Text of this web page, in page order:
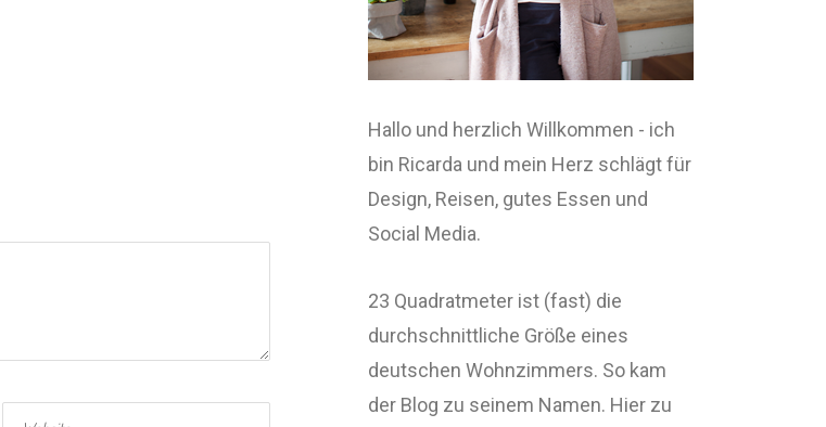
Hallo und herzlich Willkommen - ich
bin Ricarda und mein Herz schlägt für
Design, Reisen, gutes Essen und
Social Media.
23 Quadratmeter ist (fast) die
durchschnittliche Größe eines
deutschen Wohnzimmers. So kam
der Blog zu seinem Namen. Hier zu